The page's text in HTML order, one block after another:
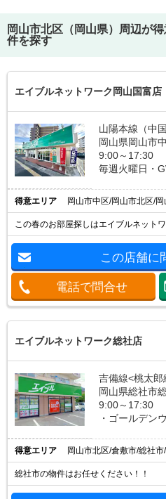
岡山市北区（岡山県）
周辺が
件を探す
エイブルネットワーク岡山国富店
山陽本線（中
岡山県岡山市
9:00～17:30
毎週火曜日・
得意エリア 岡山市中区/岡山市北区/
この春のお部屋探しはエイブルネット
この店舗に
電話で問合せ
エイブルネットワーク総社店
吉備線<桃太
岡山県総社市
9:00～17:30
・ゴールデン
得意エリア 岡山市北区/倉敷市/総社
総社市の物件はお任せください！！